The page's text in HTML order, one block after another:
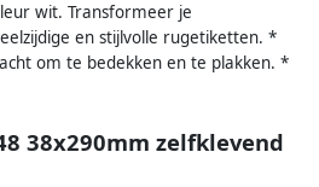
wit. Transformeer je
en stijlvolle rugetiketten. *
om te bedekken en te plakken. *
38x290mm zelfklevend